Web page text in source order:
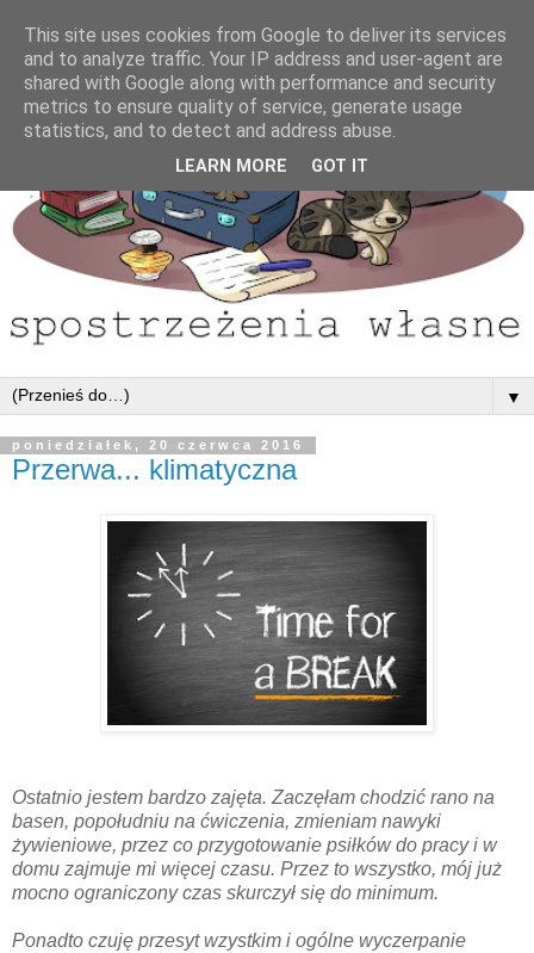
▼
poniedziałek, 20 czerwca 2016
Przerwa... klimatyczna
Ostatnio jestem bardzo zajęta. Zaczęłam chodzić rano na
basen, popołudniu na ćwiczenia, zmieniam nawyki
żywieniowe, przez co przygotowanie psiłków do pracy i w
domu zajmuje mi więcej czasu. Przez to wszystko, mój już
mocno ograniczony czas skurczył się do minimum.
Ponadto czuję przesyt wzystkim i ogólne wyczerpanie
This site uses cookies from Google to deliver its services
and to analyze traffic. Your IP address and user-agent are
shared with Google along with performance and security
metrics to ensure quality of service, generate usage
statistics, and to detect and address abuse.
LEARN MORE GOT IT